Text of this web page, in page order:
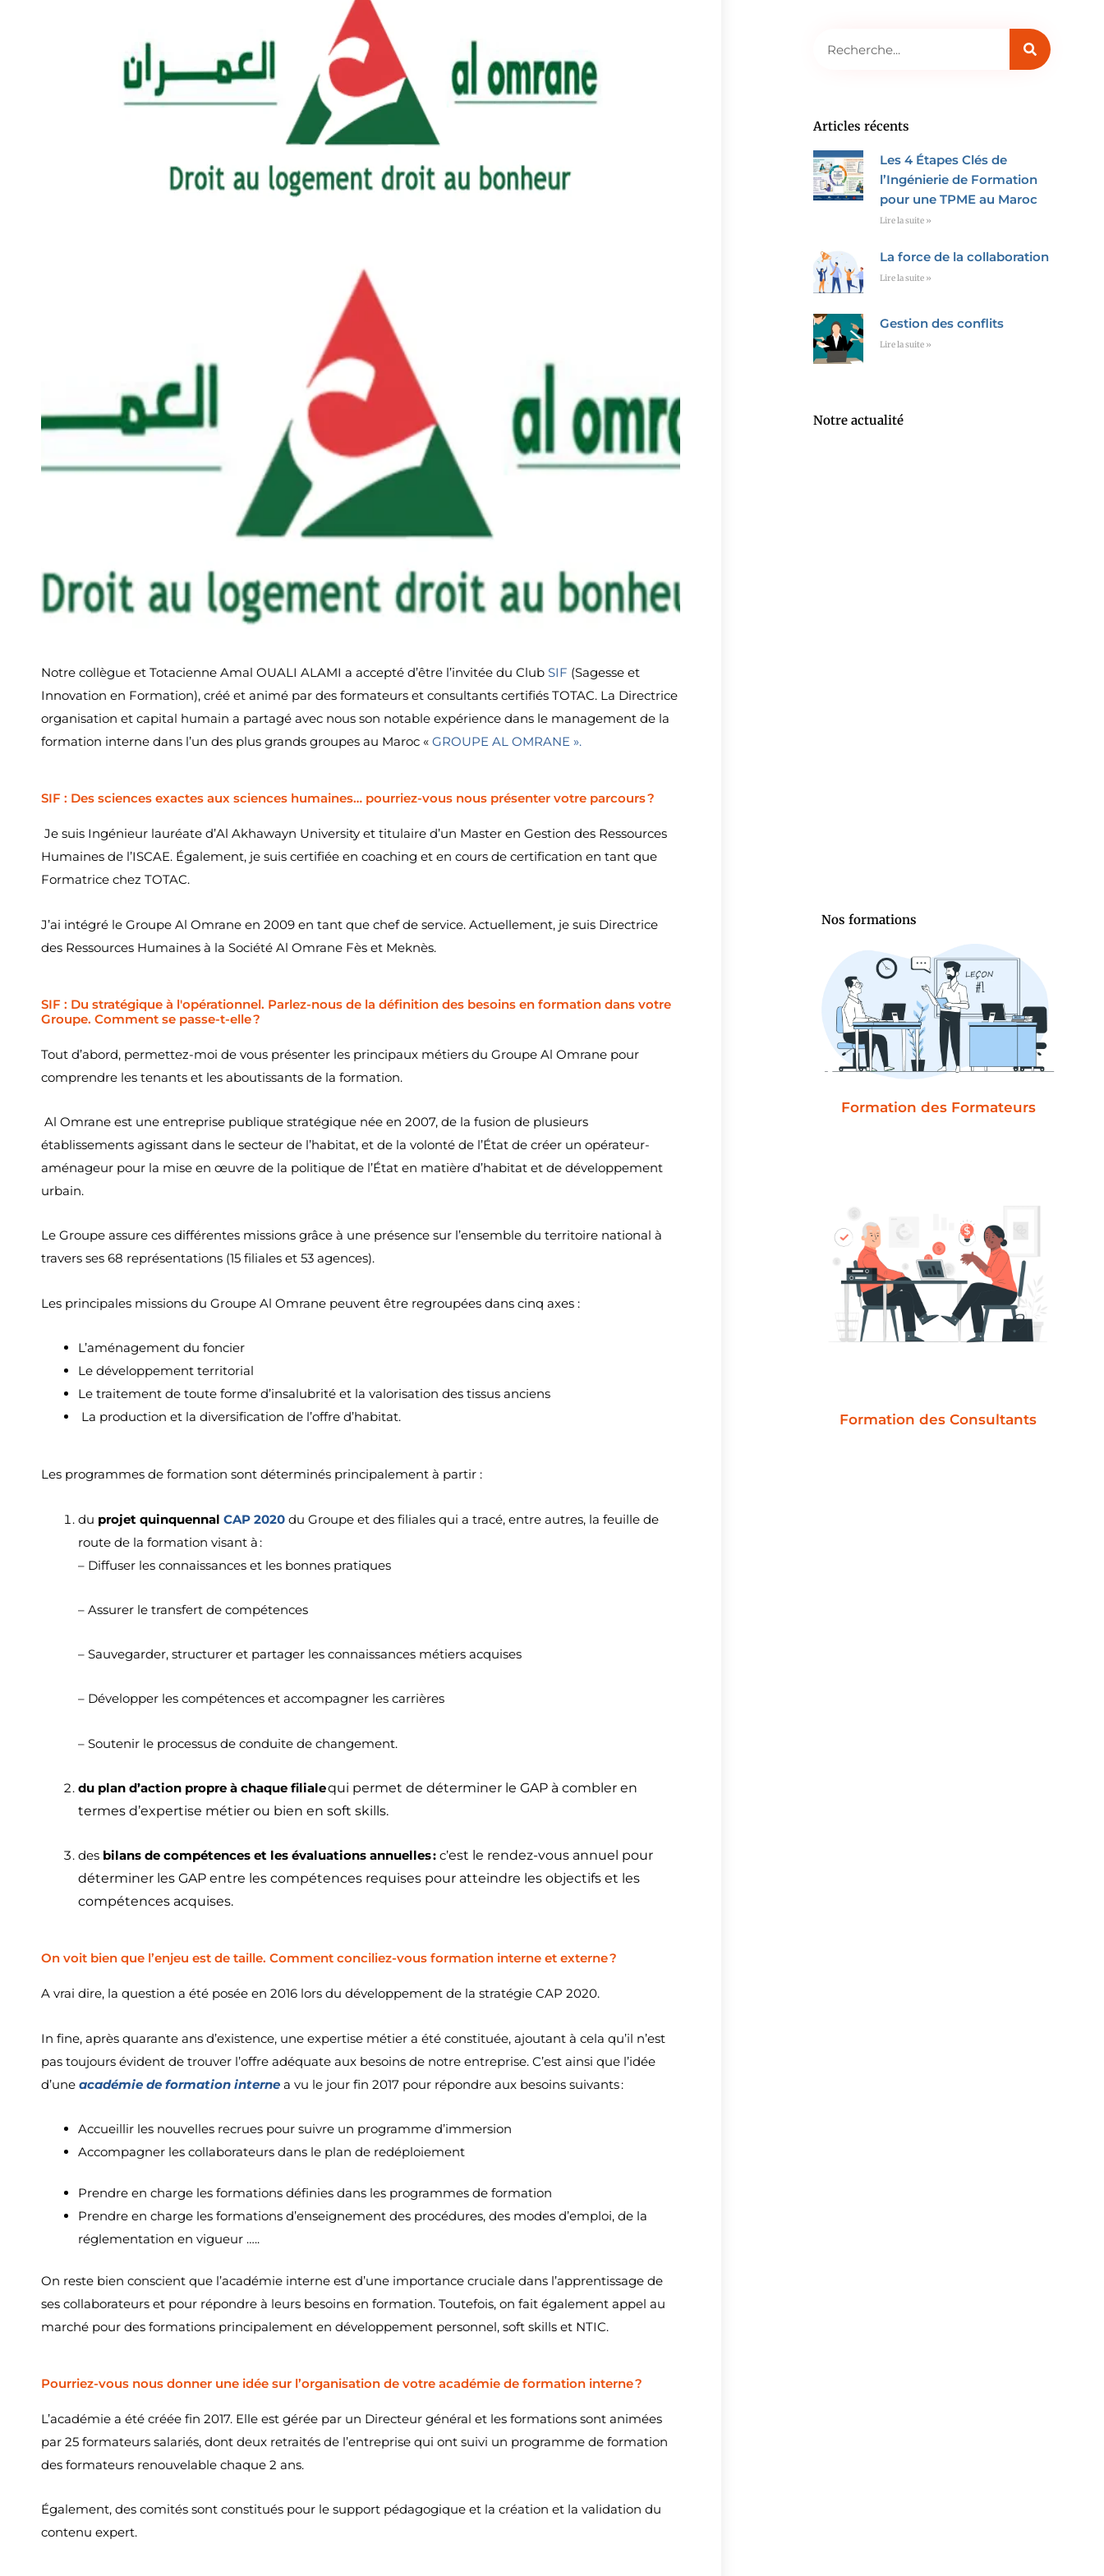
Notre collègue et Totacienne Amal OUALI ALAMI a accepté d’être l’invitée du Club SIF (Sagesse et
Innovation en Formation), créé et animé par des formateurs et consultants certifiés TOTAC. La Directrice
organisation et capital humain a partagé avec nous son notable expérience dans le management de la
formation interne dans l’un des plus grands groupes au Maroc « GROUPE AL OMRANE ».
SIF : Des sciences exactes aux sciences humaines… pourriez-vous nous présenter votre parcours ?
Je suis Ingénieur lauréate d’Al Akhawayn University et titulaire d’un Master en Gestion des Ressources
Humaines de l’ISCAE. Également, je suis certifiée en coaching et en cours de certification en tant que
Formatrice chez TOTAC.
J’ai intégré le Groupe Al Omrane en 2009 en tant que chef de service. Actuellement, je suis Directrice
des Ressources Humaines à la Société Al Omrane Fès et Meknès.
SIF : Du stratégique à l'opérationnel. Parlez-nous de la définition des besoins en formation dans votre
Groupe. Comment se passe-t-elle ?
Tout d’abord, permettez-moi de vous présenter les principaux métiers du Groupe Al Omrane pour
comprendre les tenants et les aboutissants de la formation.
Al Omrane est une entreprise publique stratégique née en 2007, de la fusion de plusieurs
établissements agissant dans le secteur de l’habitat, et de la volonté de l’État de créer un opérateur-
aménageur pour la mise en œuvre de la politique de l’État en matière d’habitat et de développement
urbain.
Le Groupe assure ces différentes missions grâce à une présence sur l’ensemble du territoire national à
travers ses 68 représentations (15 filiales et 53 agences).
Les principales missions du Groupe Al Omrane peuvent être regroupées dans cinq axes :
L’aménagement du foncier
Le développement territorial
Le traitement de toute forme d’insalubrité et la valorisation des tissus anciens
La production et la diversification de l’offre d’habitat.
Les programmes de formation sont déterminés principalement à partir :
du projet quinquennal CAP 2020 du Groupe et des filiales qui a tracé, entre autres, la feuille de
route de la formation visant à :
– Diffuser les connaissances et les bonnes pratiques
– Assurer le transfert de compétences
– Sauvegarder, structurer et partager les connaissances métiers acquises
– Développer les compétences et accompagner les carrières
– Soutenir le processus de conduite de changement.
du plan d’action propre à chaque filialequi permet de déterminer le GAP à combler en
termes d’expertise métier ou bien en soft skills.
des bilans de compétences et les évaluations annuelles : c’est le rendez-vous annuel pour
déterminer les GAP entre les compétences requises pour atteindre les objectifs et les
compétences acquises.
On voit bien que l’enjeu est de taille. Comment conciliez-vous formation interne et externe ?
A vrai dire, la question a été posée en 2016 lors du développement de la stratégie CAP 2020.
In fine, après quarante ans d’existence, une expertise métier a été constituée, ajoutant à cela qu’il n’est
pas toujours évident de trouver l’offre adéquate aux besoins de notre entreprise. C’est ainsi que l’idée
d’une académie de formation interne a vu le jour fin 2017 pour répondre aux besoins suivants :
Accueillir les nouvelles recrues pour suivre un programme d’immersion
Accompagner les collaborateurs dans le plan de redéploiement
Prendre en charge les formations définies dans les programmes de formation
Prendre en charge les formations d’enseignement des procédures, des modes d’emploi, de la
réglementation en vigueur …..
On reste bien conscient que l’académie interne est d’une importance cruciale dans l’apprentissage de
ses collaborateurs et pour répondre à leurs besoins en formation. Toutefois, on fait également appel au
marché pour des formations principalement en développement personnel, soft skills et NTIC.
Pourriez-vous nous donner une idée sur l’organisation de votre académie de formation interne ?
L’académie a été créée fin 2017. Elle est gérée par un Directeur général et les formations sont animées
par 25 formateurs salariés, dont deux retraités de l’entreprise qui ont suivi un programme de formation
des formateurs renouvelable chaque 2 ans.
Également, des comités sont constitués pour le support pédagogique et la création et la validation du
contenu expert.
Articles récents
Les 4 Étapes Clés de
l’Ingénierie de Formation
pour une TPME au Maroc
Lire la suite »
La force de la collaboration
Lire la suite »
Gestion des conflits
Lire la suite »
Notre actualité
Nos formations
Formation des Formateurs
Formation des Consultants